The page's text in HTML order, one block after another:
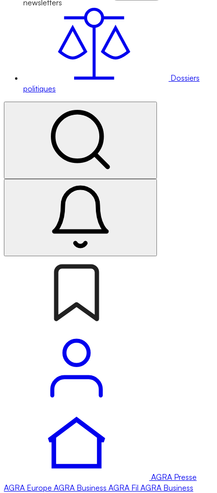
newsletters
Dossiers
politiques
AGRA Presse
AGRA Europe AGRA Business AGRA Fil AGRA Business